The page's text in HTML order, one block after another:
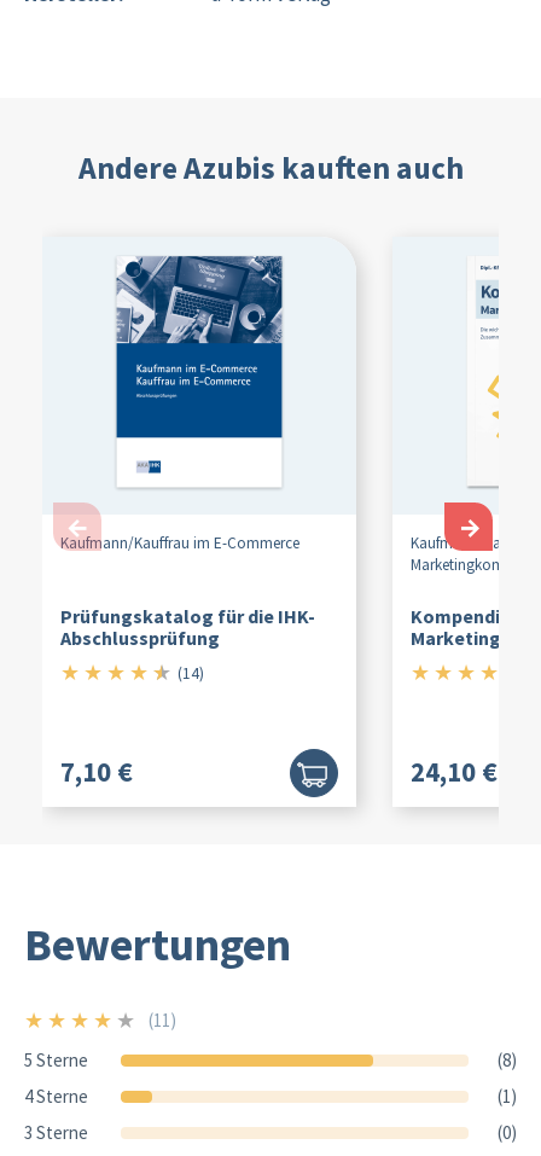
Andere Azubis kauften auch
Kaufmann/Kauffrau im E-Commerce
Prüfungskatalog für die IHK-
Abschlussprüfung
★ ★ ★ ★ ★4.5/5
(14)
7,10 €
Kaufmann/
Kompendium
★ ★ ★ ★
24,10 €
← →
Bewertungen
★ ★ ★ ★ ★ 4/5
(11)
5 Sterne
(8)
4 Sterne
(1)
3 Sterne
(0)